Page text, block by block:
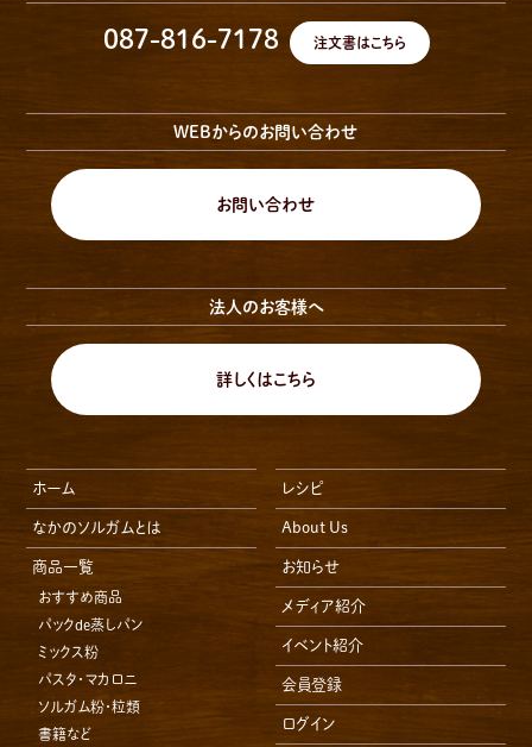
087-816-7178 注文書はこちら
WEBからのお問い合わせ
お問い合わせ
法人のお客様へ
詳しくはこちら
ホーム
なかのソルガムとは
商品一覧
おすすめ商品
パックde蒸しパン
ミックス粉
パスタ・マカロニ
ソルガム粉・粒類
書籍など
レシピ
About Us
お知らせ
メディア紹介
イベント紹介
会員登録
ログイン